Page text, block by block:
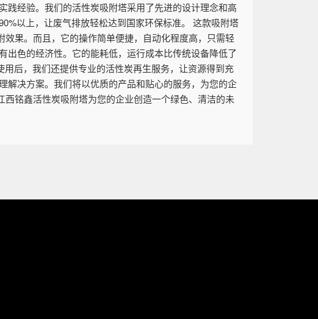
践经验。我们的活性炭吸附塔采用了先进的设计理念和高
以上，让废气排放轻松达到国家环保标准。 这款吸附塔
果。而且，它的操作简单便捷，自动化程度高，只需轻
色的经济性。它的能耗低，运行成本比传统设备降低了
后，我们还提供专业的活性炭再生服务，让资源得到充
解决方案。我们将以优质的产品和贴心的服务，为您的企
铭鑫活性炭吸附塔为您的企业创造一个绿色、清洁的未